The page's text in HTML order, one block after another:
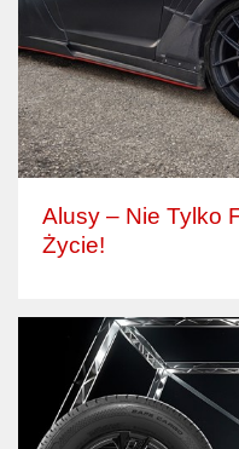
Alusy – Nie Tylko
Życie!